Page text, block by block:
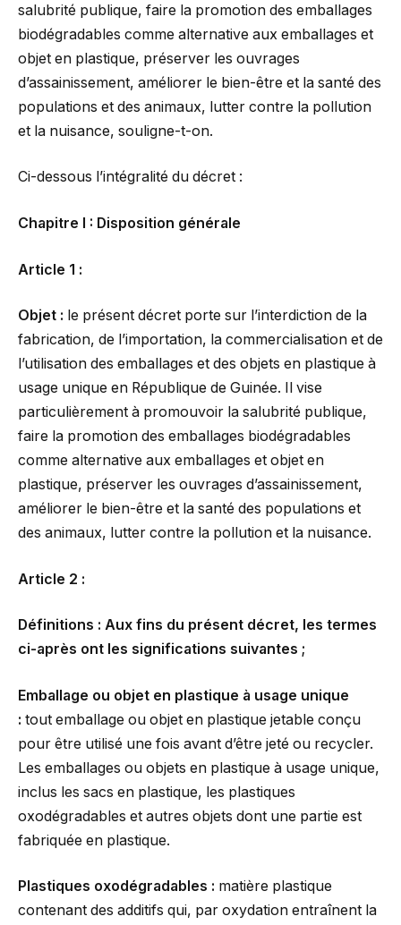
salubrité publique, faire la promotion des emballages
biodégradables comme alternative aux emballages et
objet en plastique, préserver les ouvrages
d’assainissement, améliorer le bien-être et la santé des
populations et des animaux, lutter contre la pollution
et la nuisance, souligne-t-on.
Ci-dessous l’intégralité du décret :
Chapitre I : Disposition générale
Article 1 :
Objet : le présent décret porte sur l’interdiction de la
fabrication, de l’importation, la commercialisation et de
l’utilisation des emballages et des objets en plastique à
usage unique en République de Guinée. Il vise
particulièrement à promouvoir la salubrité publique,
faire la promotion des emballages biodégradables
comme alternative aux emballages et objet en
plastique, préserver les ouvrages d’assainissement,
améliorer le bien-être et la santé des populations et
des animaux, lutter contre la pollution et la nuisance.
Article 2 :
Définitions : Aux fins du présent décret, les termes
ci-après ont les significations suivantes ;
Emballage ou objet en plastique à usage unique
: tout emballage ou objet en plastique jetable conçu
pour être utilisé une fois avant d’être jeté ou recycler.
Les emballages ou objets en plastique à usage unique,
inclus les sacs en plastique, les plastiques
oxodégradables et autres objets dont une partie est
fabriquée en plastique.
Plastiques oxodégradables : matière plastique
contenant des additifs qui, par oxydation entraînent la